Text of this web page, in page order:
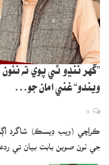
”گهر ننڍو ٿي پوي ته
ويندو“ غني امان جو…
ڪراچي (ويب ڊيسڪ) شاگرد
جي نون صوبن بابت بيان تي